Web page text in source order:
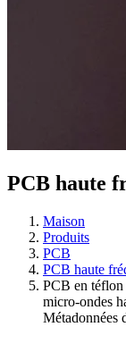
PCB haute
Maison
Produits
PCB
PCB haute
PCB en
micro-ondes
Métadonnées